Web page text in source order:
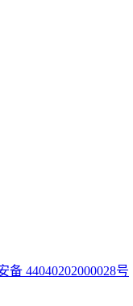
备 44040202000028号